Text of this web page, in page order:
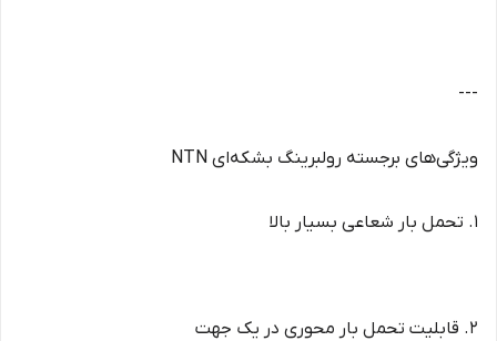
---
ویژگی‌های برجسته رولبرینگ بشکه‌ای NTN
1. تحمل بار شعاعی بسیار بالا
2. قابلیت تحمل بار محوری در یک جهت